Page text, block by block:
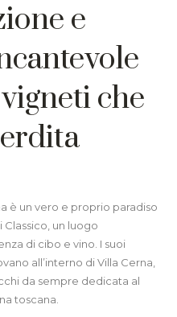
e
che
è un vero e proprio paradiso
un luogo
di cibo e vino. I suoi
all’interno di Villa Cerna,
da sempre dedicata al
toscana.